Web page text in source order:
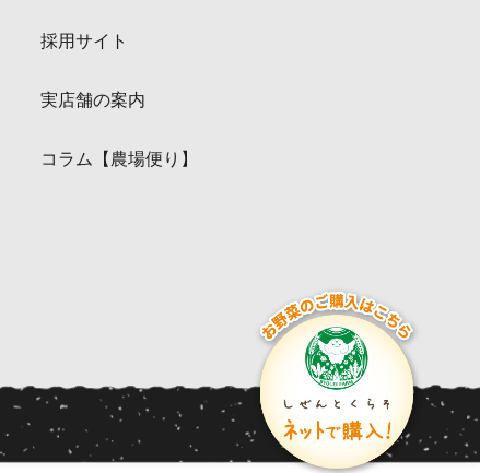
採用サイト
実店舗の案内
コラム【農場便り】